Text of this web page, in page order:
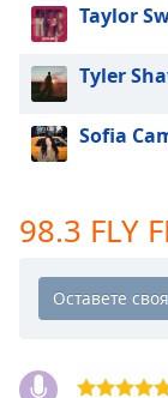
dialog
window.
Escape
cancel
and
window.
Opacity
Taylor
Tyler
Sofia
98.3 FLY